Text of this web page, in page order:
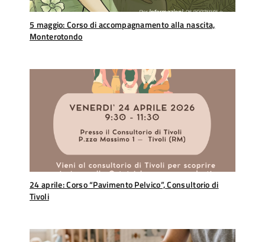
5 maggio: Corso di accompagnamento alla nascita,
Monterotondo
24 aprile: Corso “Pavimento Pelvico”, Consultorio di
Tivoli